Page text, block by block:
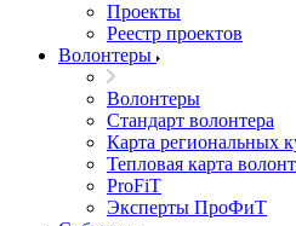
Проекты
Реестр проектов
Волонтеры
Волонтеры
Стандарт волонтера
Карта региональных
Тепловая карта
ProFiT
Эксперты ПроФиТ